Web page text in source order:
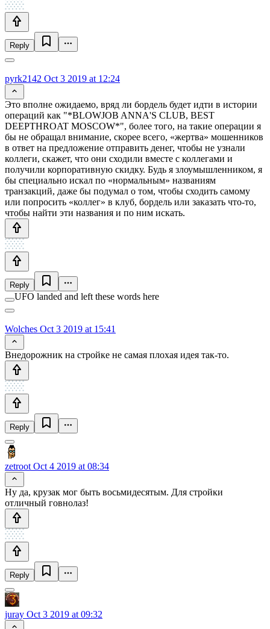
Reply
pyrk2142 Oct 3 2019 at 12:24
Это вполне ожидаемо, вряд ли бордель будет идти в истории
операций как "*BLOWJOB ANNA'S CLUB, BEST
DEEPTHROAT MOSCOW*", более того, на такие операции я
бы не обращал внимание, скорее всего, «жертва» мошенников
в ответ на предложение отправить денег, чтобы не узнали
коллеги, скажет, что они сходили вместе с коллегами и
получили корпоративную скидку. Будь я злоумышленником, я
бы специально искал по «нормальным» названиям
транзакций, даже бы подумал о том, чтобы сходить самому
или попросить «коллег» в клуб, бордель или заказать что-то,
чтобы найти эти названия и по ним искать.
Reply
UFO landed and left these words here
Wolches Oct 3 2019 at 15:41
Внедорожник на стройке не самая плохая идея так-то.
Reply
zetroot Oct 4 2019 at 08:34
Ну да, крузак мог быть восьмидесятым. Для стройки
отличный говнолаз!
Reply
juray Oct 3 2019 at 09:32